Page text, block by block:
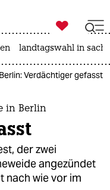

taz zahl ich
landtagswahl in
Verdächtiger gefasst
in Berlin
der zwei
angezündet
nach wie vor im